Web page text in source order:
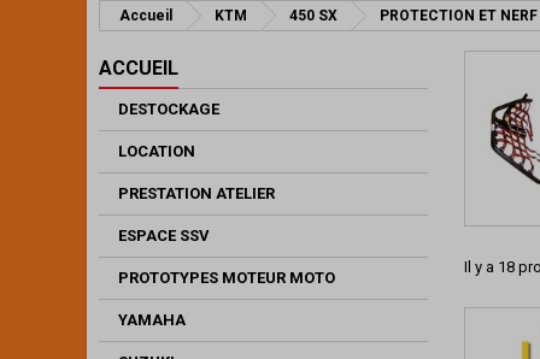
Accueil KTM 450 SX PROTECTION ET
ACCUEIL
DESTOCKAGE
LOCATION
PRESTATION ATELIER
ESPACE SSV
PROTOTYPES MOTEUR MOTO
YAMAHA
Il y a 18